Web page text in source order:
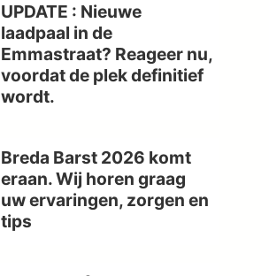
UPDATE : Nieuwe
laadpaal in de
Emmastraat? Reageer nu,
voordat de plek definitief
wordt.
Breda Barst 2026 komt
eraan. Wij horen graag
uw ervaringen, zorgen en
tips